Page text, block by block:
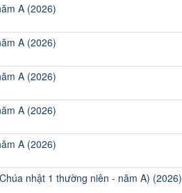
A (2026)
A (2026)
A (2026)
A (2026)
A (2026)
nhật 1 thường niên - năm A) (2026)